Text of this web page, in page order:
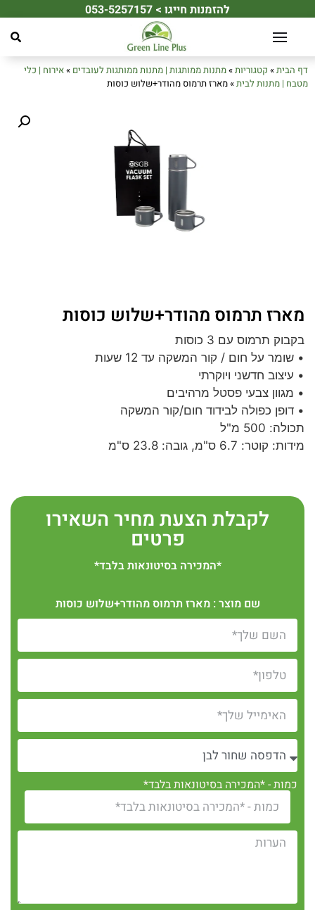
להזמנות חייגו > 053-5257157
דף הבית» קטגוריות»מתנות ממותגות | מתנות ממותגות לעובדים »אירוח | כלי
מטבח | מתנות לבית»מארז תרמוס מהודר+שלוש כוסות
מארז תרמוס מהודר+שלוש כוסות
בקבוק תרמוס עם 3 כוסות
• שומר על חום / קור המשקה עד 12 שעות
• עיצוב חדשני ויוקרתי
• מגוון צבעי פסטל מרהיבים
• דופן כפולה לבידוד חום/קור המשקה
תכולה: 500 מ"ל
מידות: קוטר: 6.7 ס"מ, גובה: 23.8 ס"מ
לקבלת הצעת מחיר השאירו
פרטים
*המכירה בסיטונאות בלבד*
שם מוצר : מארז תרמוס מהודר+שלוש כוסות
כמות - *המכירה בסיטונאות בלבד*